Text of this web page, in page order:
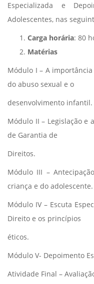
Especializada e
Adolescentes, nas
Carga horária: 80
Matérias
Módulo I – A
do abuso sexual e o
desenvolvimento infantil.
Módulo II – Legislação e
de Garantia de
Direitos.
Módulo III –
criança e do adolescente.
Módulo IV – Escuta
Direito e os princípios
éticos.
Módulo V- Depoimento
Atividade Final –